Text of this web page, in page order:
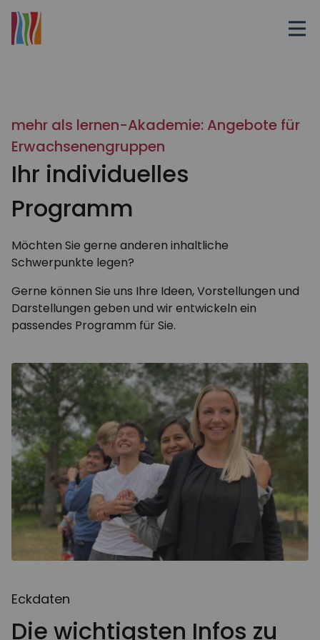
mehr als lernen-Akademie: Angebote für
Erwachsenengruppen
Ihr individuelles
Programm
Möchten Sie gerne anderen inhaltliche
Schwerpunkte legen?
Gerne können Sie uns Ihre Ideen, Vorstellungen und
Darstellungen geben und wir entwickeln ein
passendes Programm für Sie.
Eckdaten
Die wichtigsten Infos zu